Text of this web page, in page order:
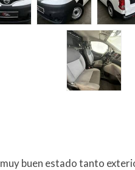
buen estado tanto